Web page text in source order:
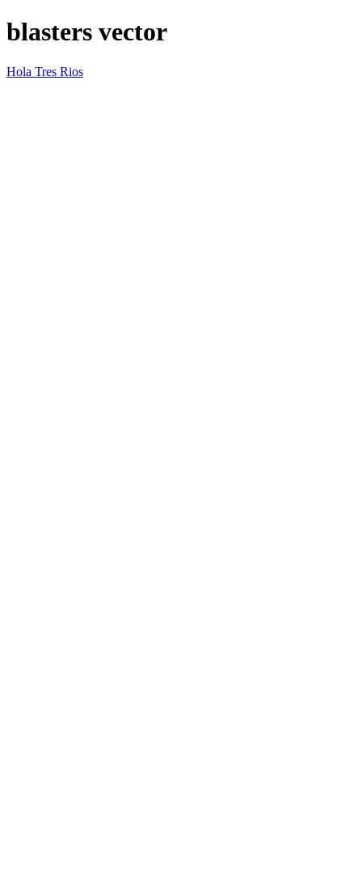
blasters vector
Hola Tres Rios